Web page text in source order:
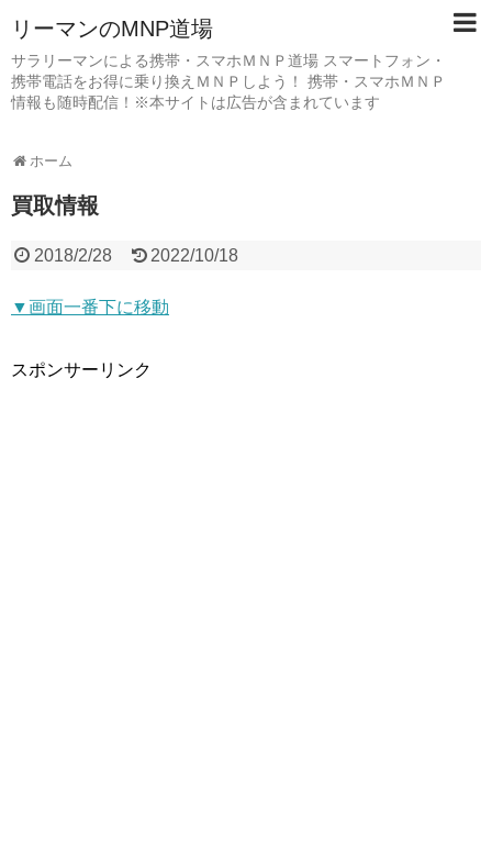
リーマンのMNP道場
サラリーマンによる携帯・スマホＭＮＰ道場 スマートフォン・
携帯電話をお得に乗り換えＭＮＰしよう！ 携帯・スマホＭＮＰ
情報も随時配信！※本サイトは広告が含まれています
ホーム
買取情報
2018/2/28 2022/10/18
▼画面一番下に移動
スポンサーリンク